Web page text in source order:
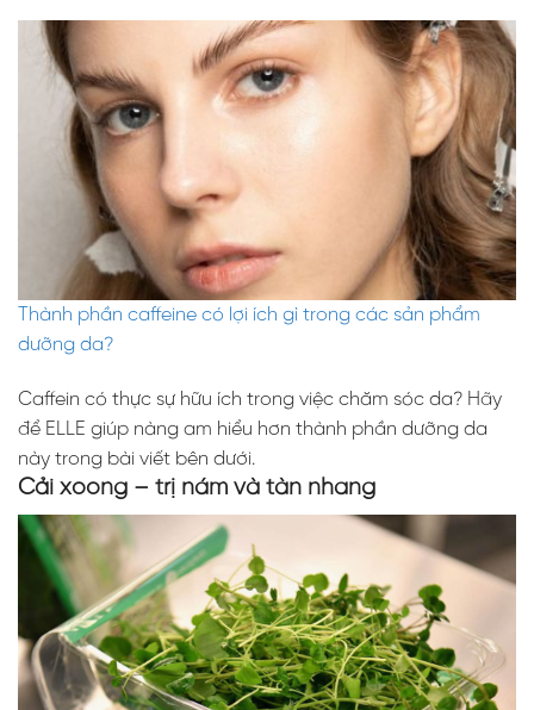
Thành phần caffeine có lợi ích gì trong các sản phẩm
dưỡng da?
Caffein có thực sự hữu ích trong việc chăm sóc da? Hãy
để ELLE giúp nàng am hiểu hơn thành phần dưỡng da
này trong bài viết bên dưới.
Cải xoong – trị nám và tàn nhang